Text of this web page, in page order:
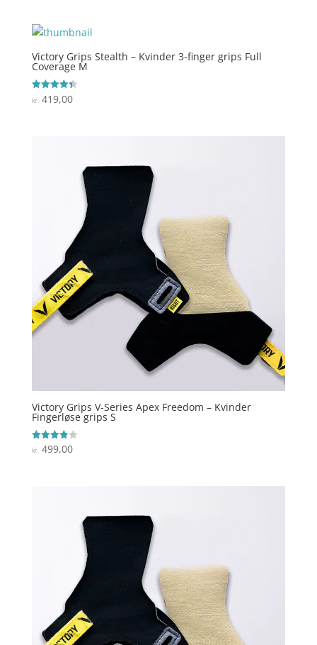
Victory Grips Stealth – Kvinder 3-finger grips Full
Coverage M
Vurderet
4.4
kr.419,00
Victory Grips V-Series Apex Freedom – Kvinder
Fingerløse grips S
Vurderet
3.9
kr.499,00